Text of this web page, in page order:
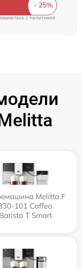
cполитикой
Melitta F
101 Caffeo
Barista T Smart